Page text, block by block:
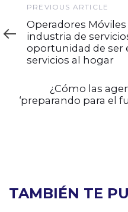
Previous
Article
PREVIOUS ARTICLE
Operadores
industria de
oportunidad de ser
servicios al hogar
¿Cómo las
‘preparando para el
TAMBIÉN TE